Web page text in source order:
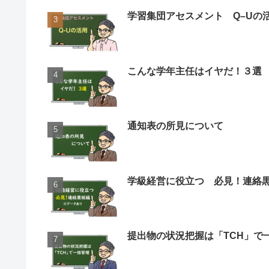
学習集団アセスメント Q–Uの
こんな学年主任はイヤだ！３選
通知表の所見について
学級経営に役立つ 必見！連絡
提出物の状況把握は「TCH」で